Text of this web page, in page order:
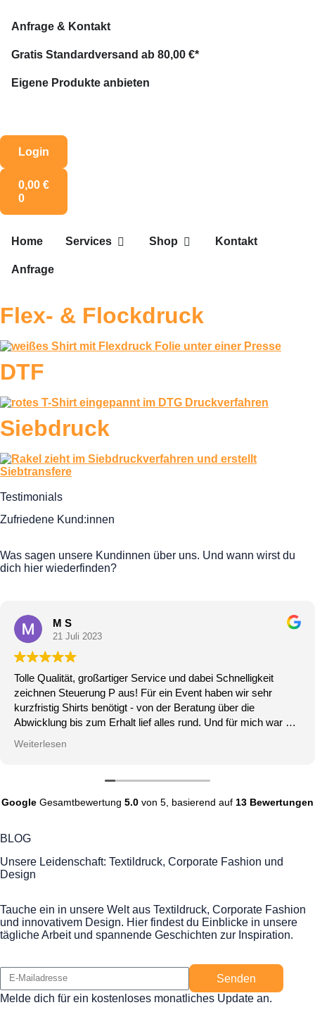
Anfrage & Kontakt
Gratis Standardversand ab 80,00 €*
Eigene Produkte anbieten
Login
0,00 €
0
Home Services Shop Kontakt
Anfrage
Flex- & Flockdruck
DTF
Siebdruck
Testimonials
Zufriedene Kund:innen
Was sagen unsere Kundinnen über uns. Und wann wirst du
dich hier wiederfinden?
Service und dabei Schnelligkeit
P aus! Für ein Event haben wir sehr
- von der Beratung über die
Erhalt lief alles rund. Und für mich war die
Aylins
Durch
Auftrage
fertiggestellt.
ich nur
Google Gesamtbewertung 5.0 von 5, basierend auf 13 Bewertungen
BLOG
Unsere Leidenschaft: Textildruck, Corporate Fashion und
Design
Tauche ein in unsere Welt aus Textildruck, Corporate Fashion
und innovativem Design. Hier findest du Einblicke in unsere
tägliche Arbeit und spannende Geschichten zur Inspiration.
Senden
Melde dich für ein kostenloses monatliches Update an.